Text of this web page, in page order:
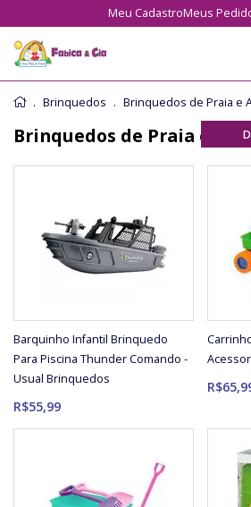
Meu CadastroMeus
Brinquedos Brinquedos de Praia e
Brinquedos de Praia e
Barquinho Infantil Brinquedo
Para Piscina Thunder Comando -
Usual Brinquedos
R$55,99